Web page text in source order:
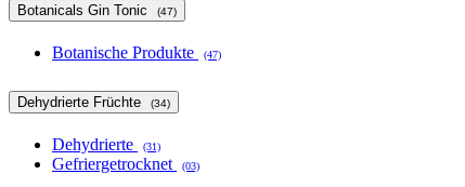
Botanicals Gin Tonic (47)
Botanische Produkte (47)
Dehydrierte Früchte (34)
Dehydrierte (31)
Gefriergetrocknet (03)